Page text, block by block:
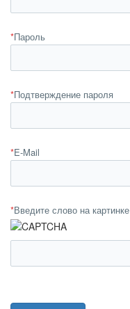
*Пароль
*Подтверждение пароля
*E-Mail
*Введите слово на картинке